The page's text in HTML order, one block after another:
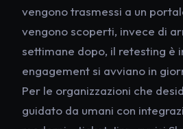
vengono trasmessi a un
vengono scoperti, invece di
settimane dopo, il retesting è
engagement si avviano in
Per le organizzazioni che
guidato da umani con